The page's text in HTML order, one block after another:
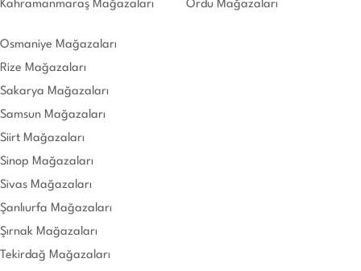
Kahramanmaraş Mağazaları Ordu Mağazaları
Osmaniye Mağazaları
Rize Mağazaları
Sakarya Mağazaları
Samsun Mağazaları
Siirt Mağazaları
Sinop Mağazaları
Sivas Mağazaları
Şanlıurfa Mağazaları
Şırnak Mağazaları
Tekirdağ Mağazaları